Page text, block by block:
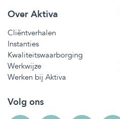
Over Aktiva
Cliëntverhalen
Instanties
Kwaliteitswaarborging
Werkwijze
Werken bij Aktiva
Volg ons